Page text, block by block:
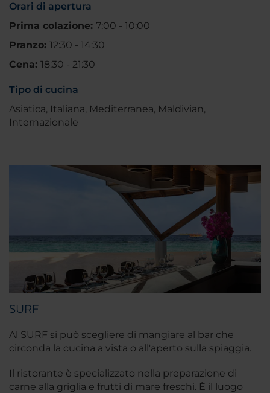
Orari di apertura
Prima colazione: 7:00 - 10:00
Pranzo: 12:30 - 14:30
Cena: 18:30 - 21:30
Tipo di cucina
Asiatica, Italiana, Mediterranea, Maldivian,
Internazionale
SURF
Al SURF si può scegliere di mangiare al bar che
circonda la cucina a vista o all'aperto sulla spiaggia.
Il ristorante è specializzato nella preparazione di
carne alla griglia e frutti di mare freschi. È il luogo